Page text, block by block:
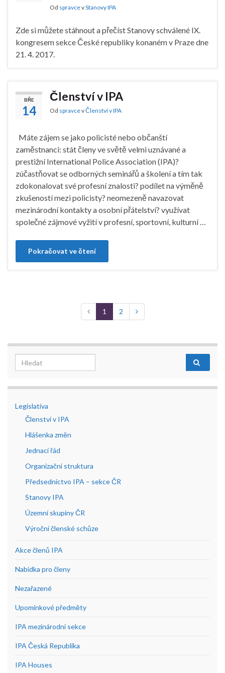
Od spravcevStanovy IPA
Zde si můžete stáhnout a přečíst Stanovy schválené IX.
kongresem sekce České republiky konaném v Praze dne
21. 4. 2017.
BŘE
14
Členství v IPA
Od spravcevČlenství v IPA
Máte zájem se jako policisté nebo občanští
zaměstnanci: stát členy ve světě velmi uznávané a
prestižní International Police Association (IPA)?
zúčastňovat se odborných seminářů a školení a tím tak
zdokonalovat své profesní znalosti? podílet na výměně
zkušeností mezi policisty? neomezeně navazovat
mezinárodní kontakty a osobní přátelství? využívat
společné zájmové vyžití v profesní, sportovní, kulturní …
Pokračovat ve čtení
1 2
Search for:
Legislativa
Členství v IPA
Hlášenka změn
Jednací řád
Organizační struktura
Předsednictvo IPA – sekce ČR
Stanovy IPA
Územní skupiny ČR
Výroční členské schůze
Akce členů IPA
Nabídka pro členy
Nezařazené
Upomínkové předměty
IPA mezinárodní sekce
IPA Česká Republika
IPA Houses